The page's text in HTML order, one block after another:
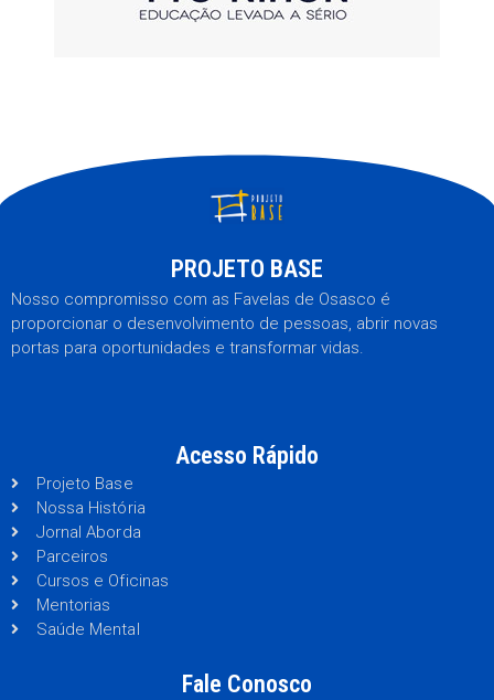
PROJETO BASE
Nosso compromisso com as Favelas de Osasco é
proporcionar o desenvolvimento de pessoas, abrir novas
portas para oportunidades e transformar vidas.
Acesso Rápido
Projeto Base
Nossa História
Jornal Aborda
Parceiros
Cursos e Oficinas
Mentorias
Saúde Mental
Fale Conosco